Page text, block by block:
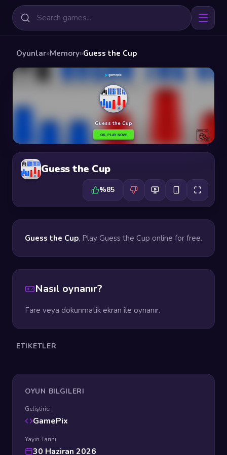
Oyunlar»Memory»Guess the Cup
Guess the Cup
%85
Guess the Cup, Play Guess the Cup online for free.
Nasıl oynanır?
Fare veya dokunmatik ekran ile oynanır.
ETIKETLER
OYUN BILGILERI
Geliştirici
GamePix
Yayın Tarihi
30 Haziran 2026